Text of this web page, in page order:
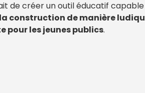
de créer un outil éducatif
construction de manière
pour les jeunes publics.